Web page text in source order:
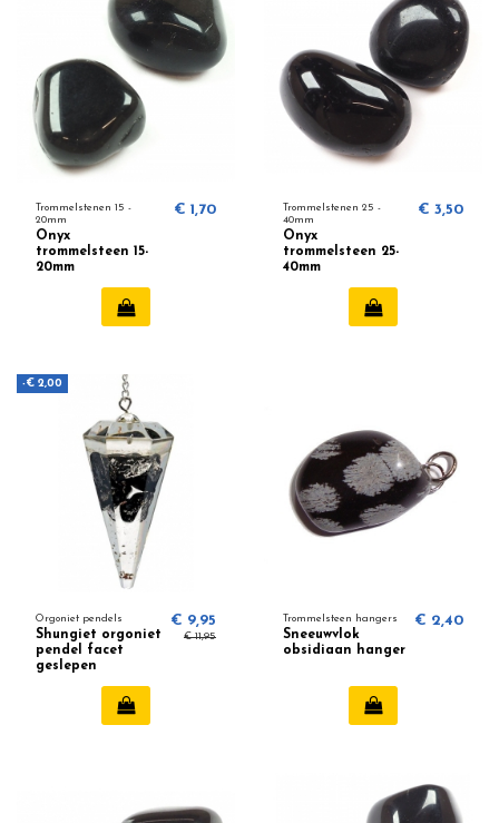
Trommelstenen 15 -
20mm
Onyx
trommelsteen 15-
20mm
€ 1,70
Trommelstenen 25 -
40mm
Onyx
trommelsteen 25-
40mm
€ 3,50
-€ 2,00
Orgoniet pendels
Shungiet orgoniet
pendel facet
geslepen
€ 9,95
€ 11,95
Trommelsteen hangers
Sneeuwvlok
obsidiaan hanger
€ 2,40